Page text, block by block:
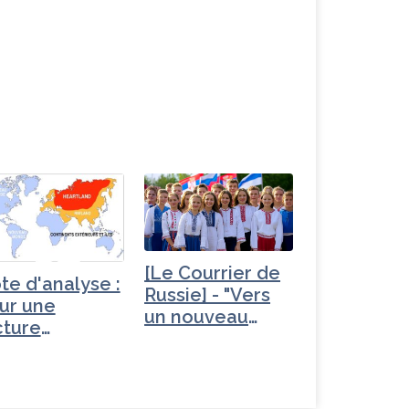
d'analyse :
une
[Le Courrier de
Russie] - "Vers
un nouveau